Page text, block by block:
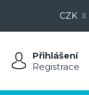
CZK
Přihlášení
Registrace